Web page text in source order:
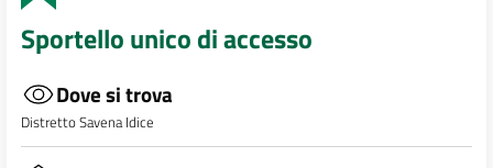
Sportello unico di accesso
Dove si trova
Distretto Savena Idice